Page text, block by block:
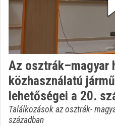
KÖNYVTÁR
LEVÉLTÁR
Organization home
Log In
Organization discovery
Categories
Az osztrák–magyar
közhasználatú
lehetőségei a 20.
Találkozások az osztrák-
században